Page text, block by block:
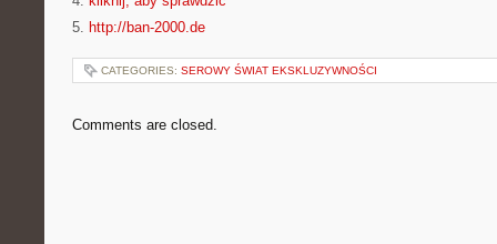
5. http://ban-2000.de
CATEGORIES: SEROWY ŚWIAT EKSKLUZYWNOŚCI
Comments are closed.